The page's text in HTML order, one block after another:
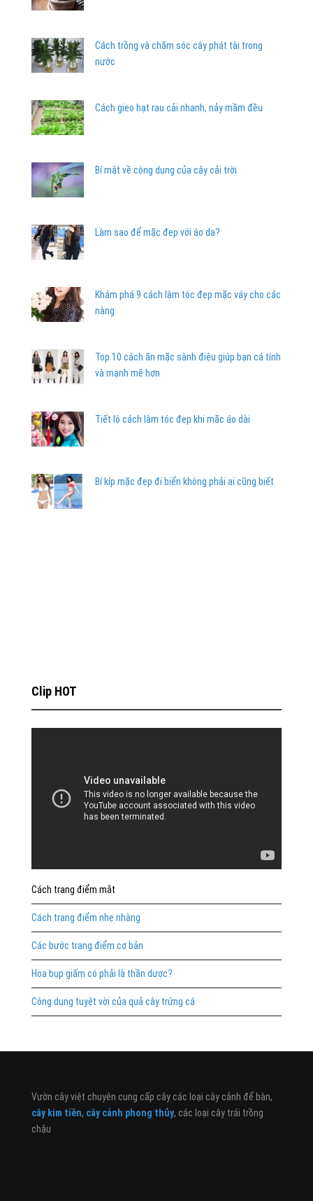
Cách trồng và chăm sóc cây phát tài trong
nước
Cách gieo hạt rau cải nhanh, nảy mầm đều
Bí mật về công dụng của cây cải trời
Làm sao để mặc đẹp với áo da?
Khám phá 9 cách làm tóc đẹp mặc váy cho các
nàng
Top 10 cách ăn mặc sành điệu giúp bạn cá tính
và mạnh mẽ hơn
Tiết lộ cách làm tóc đẹp khi mặc áo dài
Bí kíp mặc đẹp đi biển không phải ai cũng biết
Clip HOT
Cách trang điểm mắt
Cách trang điểm nhẹ nhàng
Các bước trang điểm cơ bản
Hoa bụp giấm có phải là thần dược?
Công dụng tuyệt vời của quả cây trứng cá
Vườn cây việt chuyên cung cấp cây các loại cây cảnh để bàn,
cây kim tiền, cây cảnh phong thủy, các loại cây trái trồng
chậu